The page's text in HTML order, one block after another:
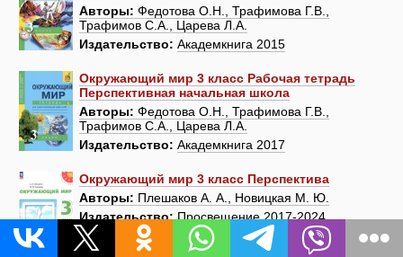
Авторы: Федотова О.Н., Трафимова Г.В.,
Трафимов С.А., Царева Л.А.
Издательство: Академкнига 2015
Окружающий мир 3 класс Рабочая тетрадь
Перспективная начальная школа
Авторы: Федотова О.Н., Трафимова Г.В.,
Трафимов С.А., Царева Л.А.
Издательство: Академкнига 2017
Окружающий мир 3 класс Перспектива
Авторы: Плешаков А. А., Новицкая М. Ю.
Издательство: Просвещение 2017-2024